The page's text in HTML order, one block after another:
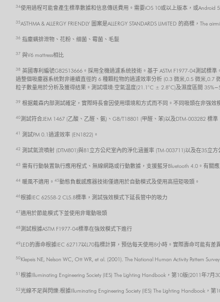
34使用過程可能會產生標準數據和信息傳送費用。需要iOS 10或以上版本，或
35ASTHMA & ALLERGY FRIENDLY 圖案是ALLERGY STANDARDS LIMITED 的商標，The
36 指塵螨排泄物、花粉、细菌、霉菌、毛髮
37 與V6 mattress相比
38 英國專利編號GB2513666。採用全機過濾系统技術。基于 ASTM F1977-04測試
過整個吸塵器系统對非連續直徑的 6 種顆粒物的過濾效率分析 (0.3 微米,0.5 微米
粒子數量用於分析及獲得结果。測試環境:空氣温度(21.1°C ± 2.8°C)及濕度區間
39 根据戴森内部測試確定，實際時長會因使用環境和方式而不同。不同吸頭在非强
40測試符合JEM 1467 (乙酸、乙醛、氨)、GB/T18801 (甲醛、苯)以及DTM-003282 標
41 測試PM 0.1過濾效率 (EN1822)。
42 測試氣流噴射 (DTM801)與81立方公尺室內的淨化涵蓋率 (TM-003711)以及在35立
43 需有行動裝置執行應用程式、無線網路或行動數據，支援藍牙Bluetooth 4.0。有關
44 暖風不適用。 45動態負載感應器技術僅適用於自動模式及使用高扭矩吸頭。
46根據IEC 62558-2 CL5.8標準，測試強效模式下延長管中的吸力
47適用於節能模式下並使用非電動吸頭
48 測試根據ASTM F1977-04標準在強效模式下進行
49 LED的壽命根據IEC 62717以L70指標計算，預估每天使用8小時。實際壽命可能有差
50Klepeis NE, Nelson WC, Ott WR, et al. (2001). The National Human Activity Pattern
51 根據Illuminating Engineering Society (IES) The Lighting Handbook，第10版(2011年7月
52光線不足與閃爍:根據Illuminating Engineering Society (IES) The Lighting Handbook，